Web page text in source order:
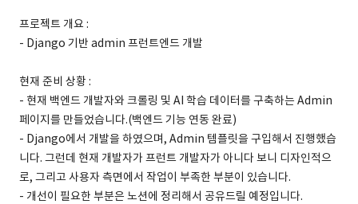
프로젝트 개요 :
- Django 기반 admin 프런트엔드 개발
현재 준비 상황 :
- 현재 백엔드 개발자와 크롤링 및 AI 학습 데이터를 구축하는 Admin
페이지를 만들었습니다.(백엔드 기능 연동 완료)
- Django에서 개발을 하였으며, Admin 템플릿을 구입해서 진행했습
니다. 그런데 현재 개발자가 프런트 개발자가 아니다 보니 디자인적으
로, 그리고 사용자 측면에서 작업이 부족한 부분이 있습니다.
- 개선이 필요한 부분은 노션에 정리해서 공유드릴 예정입니다.